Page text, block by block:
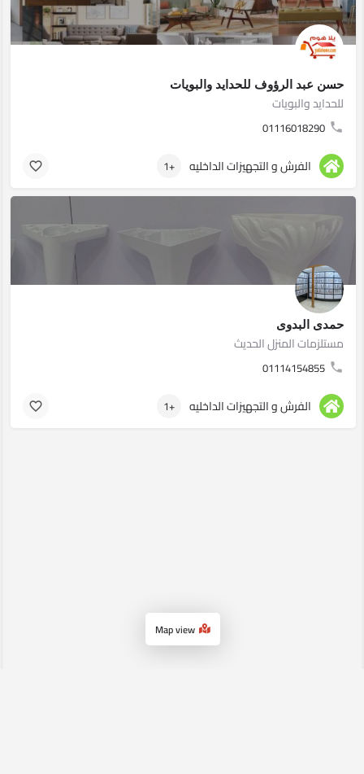
حسن عبد الرؤوف للحدايد والبويات
للحدايد والبويات
01116018290
الفرش و التجهيزات الداخليه +1
حمدى البدوى
مستلزمات المنزل الحديث
01114154855
الفرش و التجهيزات الداخليه +1
Map view